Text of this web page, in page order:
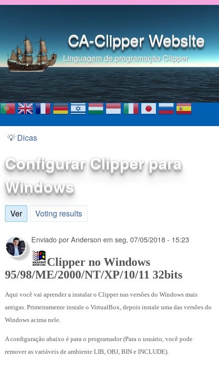
Pular para o conteúdo
CA-Clipper Website
Linguagem de programação Clipper
Você está aqui
💡 Dicas
Configurar Clipper para
Windows
Ver(aba ativa)
Voting results
Enviado porAnderson em seg, 07/05/2018 - 15:23
Clipper no Windows
95/98/ME/2000/NT/XP/10/11 32bits
Aqui você vai aprender a instalar o Clipper nas versões do Windows mais
antigas. Primeiramente instale o VirtualBox, depois instale uma das versões do
Windows acima nele.
A configuração abaixo é para o programador (Para o usuário, você pode
remover as variáveis de ambiente LIB, OBJ, BIN e INCLUDE).